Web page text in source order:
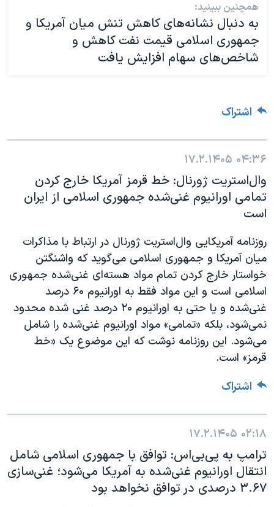
همچنین ببینید:
به دنبال نشانه‌های کاهش تنش میان آمریکا و
جمهوری اسلامی قیمت نفت کاهش و
شاخص‌های سهام افزایش یافت
اشتراک
۰۴:۳۶ ۱۷.۲.۱۴۰۵
وال‌استریت ژورنال: خط قرمز آمریکا خارج کردن
تمامی اورانیوم غنی‌شده جمهوری اسلامی از ایران
است
روزنامه آمریکایی وال‌استریت ژورنال در ارتباط با مذاکرات
میان آمریکا و جمهوری اسلامی می‌گوید که واشنگتن
خواستار خارج کردن تمام مواد هسته‌ای غنی‌شده جمهوری
اسلامی است و این مواد فقط به اورانیوم ۶۰ درصد
غنی‌شده و یا حتی به اورانیوم ۲۰ درصد غنی شده محدود
نمی‌شود، بلکه «تمامی» مواد اورانیوم غنی‌شده را شامل
می‌‌شود. این روزنامه نوشت که این موضوع یک «خط
قرمز» است.
اشتراک
۰۲:۱۸ ۱۷.۲.۱۴۰۵
ترامپ به پی‌بی‌اس: توافق با جمهوری اسلامی شامل
انتقال اورانیوم غنی‌شده به آمریکا می‌شود؛ غنی‌سازی
۳.۶۷ درصدی در توافق نخواهد بود